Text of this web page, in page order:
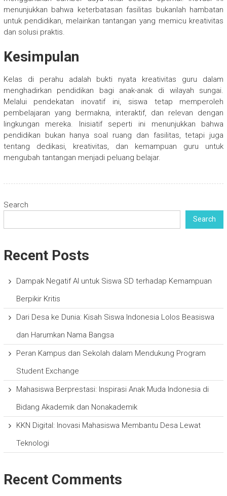
menunjukkan bahwa keterbatasan fasilitas bukanlah hambatan
untuk pendidikan, melainkan tantangan yang memicu kreativitas
dan solusi praktis.
Kesimpulan
Kelas di perahu adalah bukti nyata kreativitas guru dalam
menghadirkan pendidikan bagi anak-anak di wilayah sungai.
Melalui pendekatan inovatif ini, siswa tetap memperoleh
pembelajaran yang bermakna, interaktif, dan relevan dengan
lingkungan mereka. Inisiatif seperti ini menunjukkan bahwa
pendidikan bukan hanya soal ruang dan fasilitas, tetapi juga
tentang dedikasi, kreativitas, dan kemampuan guru untuk
mengubah tantangan menjadi peluang belajar.
Search
Search
Recent Posts
Dampak Negatif AI untuk Siswa SD terhadap Kemampuan
Berpikir Kritis
Dari Desa ke Dunia: Kisah Siswa Indonesia Lolos Beasiswa
dan Harumkan Nama Bangsa
Peran Kampus dan Sekolah dalam Mendukung Program
Student Exchange
Mahasiswa Berprestasi: Inspirasi Anak Muda Indonesia di
Bidang Akademik dan Nonakademik
KKN Digital: Inovasi Mahasiswa Membantu Desa Lewat
Teknologi
Recent Comments